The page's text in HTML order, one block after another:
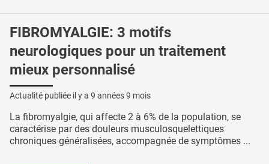
FIBROMYALGIE: 3 motifs
neurologiques pour un traitement
mieux personnalisé
Actualité publiée il y a 9 années 9 mois
La fibromyalgie, qui affecte 2 à 6% de la population, se
caractérise par des douleurs musculosquelettiques
chroniques généralisées, accompagnée de symptômes ...